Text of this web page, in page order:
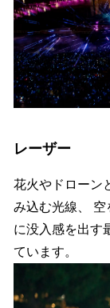
レーザー
花火やドローン
み込む光線、
に没入感を出す
ています。